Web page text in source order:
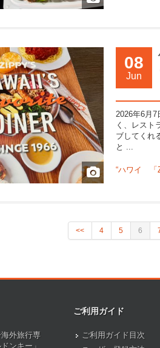
08
Jun
2026年6月
く、レスト
ブしてくれ
と ...
“ハワイ 「
<< 4 5 6
外旅行専
ンキー」
ご利用ガイド
ご利用ガイド目次